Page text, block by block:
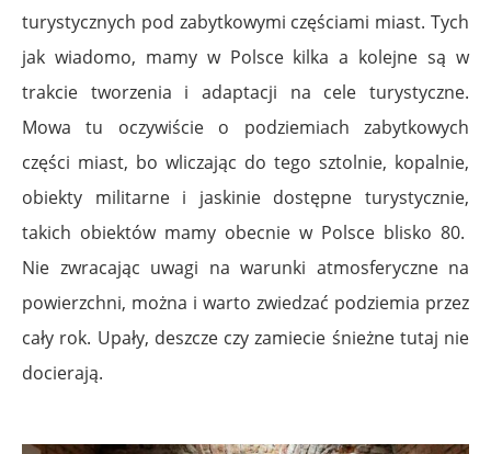
turystycznych pod zabytkowymi częściami miast. Tych
jak wiadomo, mamy w Polsce kilka a kolejne są w
trakcie tworzenia i adaptacji na cele turystyczne.
Mowa tu oczywiście o podziemiach zabytkowych
części miast, bo wliczając do tego sztolnie, kopalnie,
obiekty militarne i jaskinie dostępne turystycznie,
takich obiektów mamy obecnie w Polsce blisko 80.
Nie zwracając uwagi na warunki atmosferyczne na
powierzchni, można i warto zwiedzać podziemia przez
cały rok. Upały, deszcze czy zamiecie śnieżne tutaj nie
docierają.